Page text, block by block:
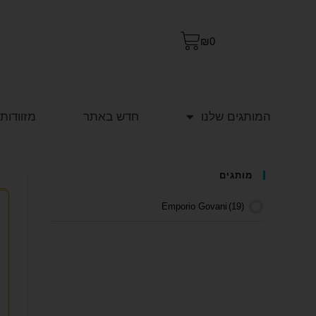
₪0
המותגים שלנו חדש באתר מזוודות
מותגים
Emporio Govani (19)